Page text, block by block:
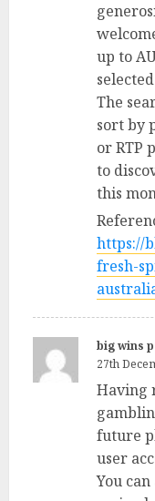
up to
The
sort by
or RTP
to
this
https://
fresh-
big wins
27th
Having
future
user
You